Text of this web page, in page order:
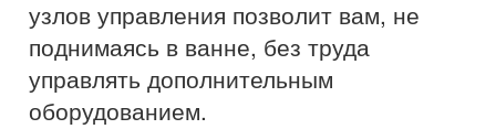
узлов управления позволит вам, не
поднимаясь в ванне, без труда
управлять дополнительным
оборудованием.